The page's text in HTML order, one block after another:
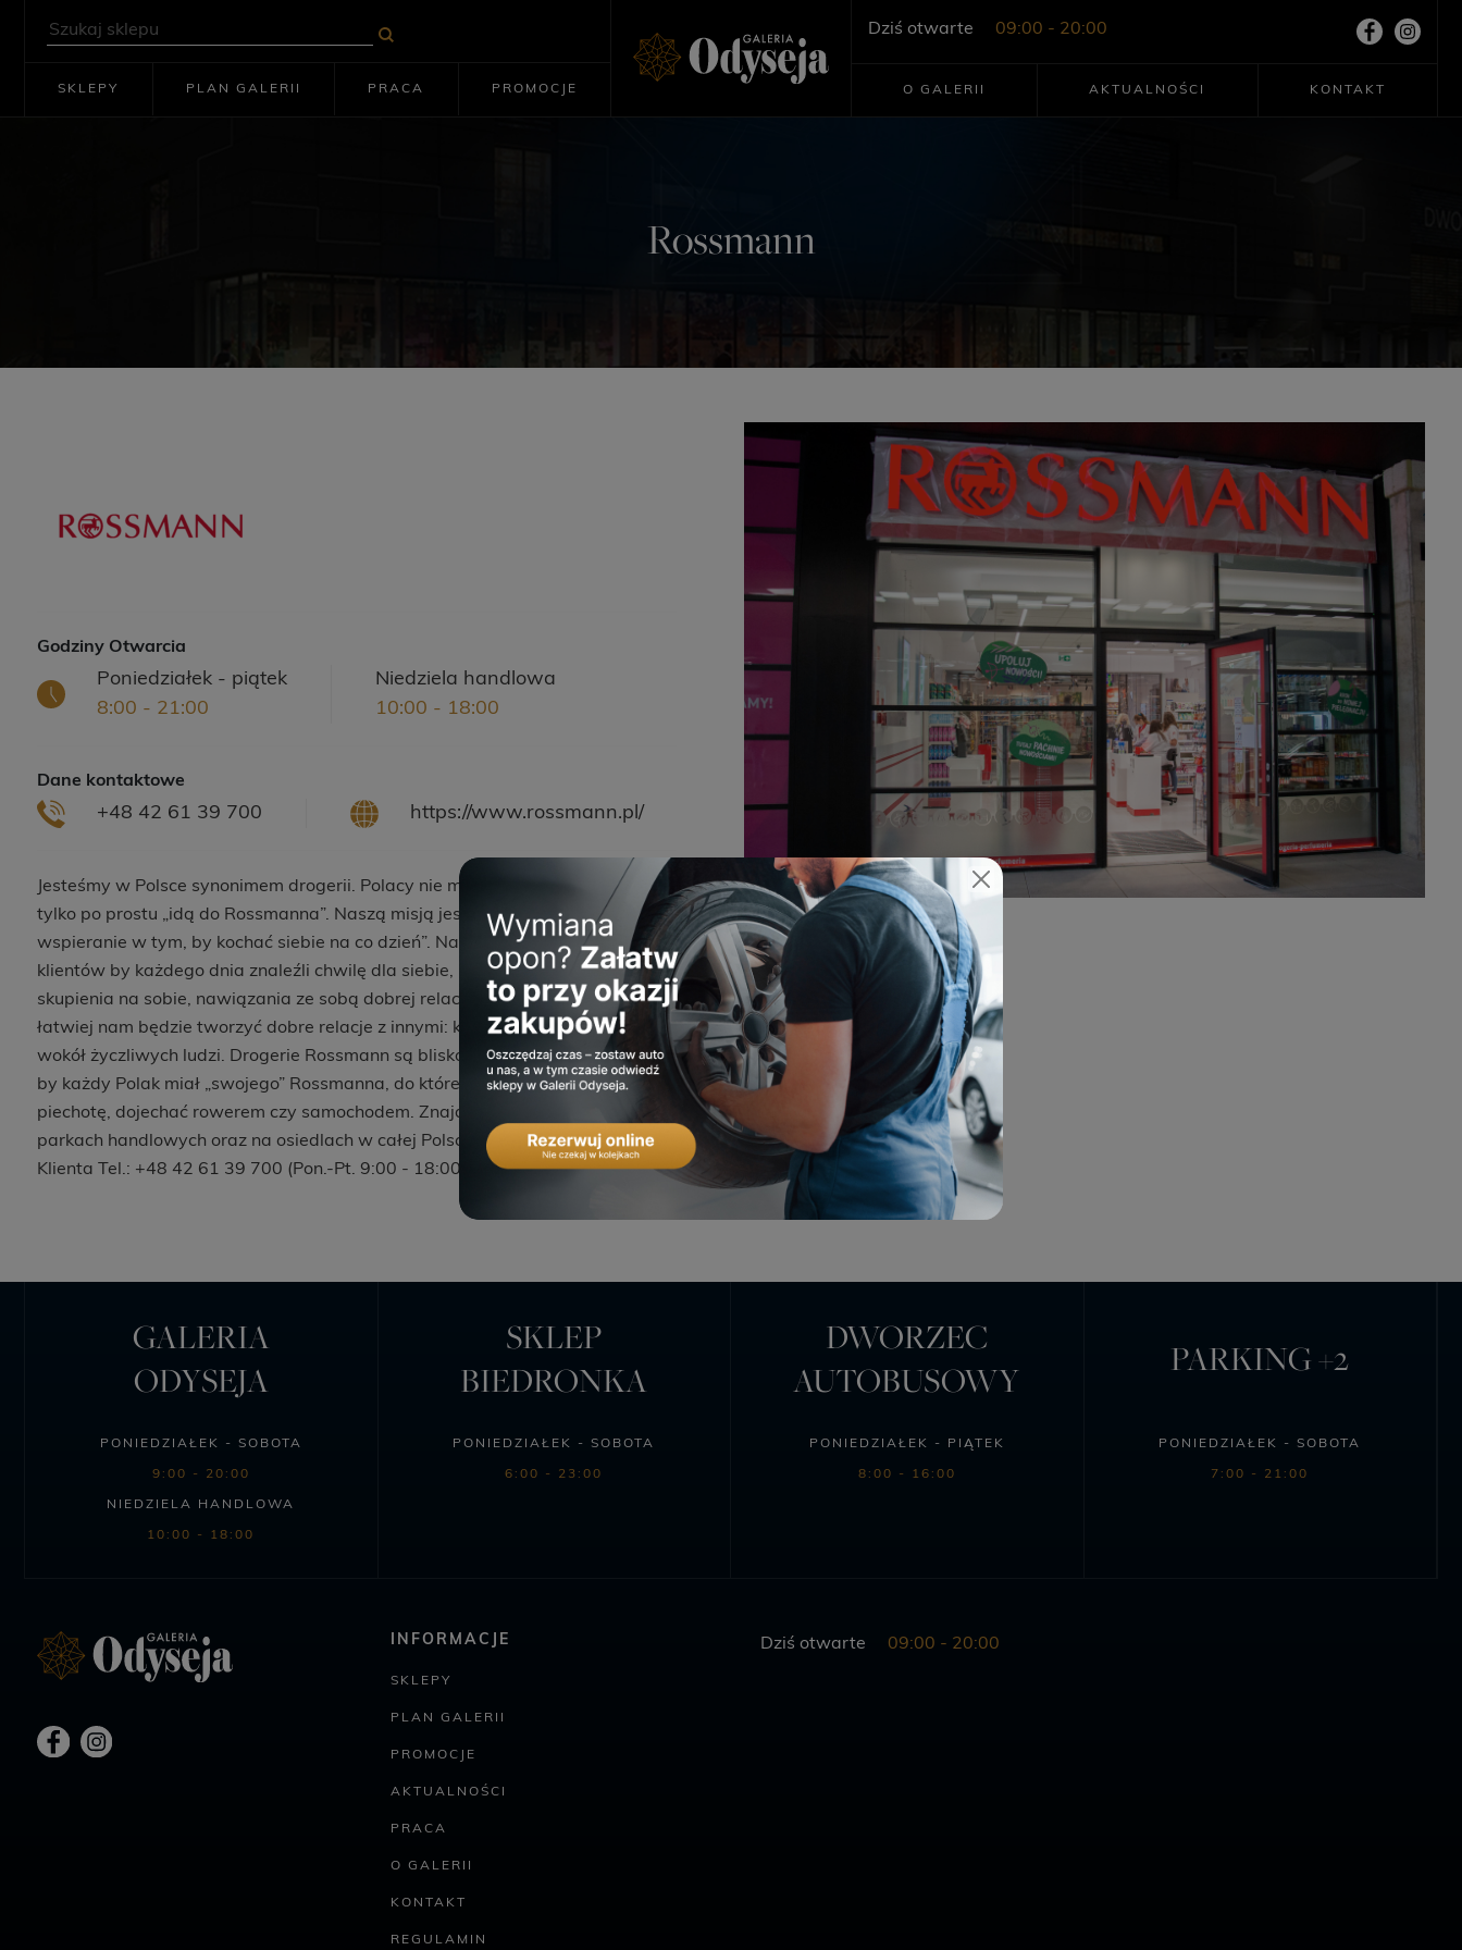
SKLEPY PLAN GALERII PRACA PROMOCJE
Dziś otwarte 09:00 - 20:00
O GALERII AKTUALNOŚCI KONTAKT
Rossmann
Godziny Otwarcia
Poniedziałek - piątek
8:00 - 21:00
Niedziela handlowa
10:00 - 18:00
Dane kontaktowe
+48 42 61 39 700 https://www.rossmann.pl/
Jesteśmy w Polsce synonimem drogerii. Polacy nie mówią, że idą do drogerii,
tylko po prostu „idą do Rossmanna”. Naszą misją jest „Inspirowanie i
wspieranie w tym, by kochać siebie na co dzień”. Namawiamy naszych
klientów by każdego dnia znaleźli chwilę dla siebie, moment uważności i
skupienia na sobie, nawiązania ze sobą dobrej relacji. Gdy pokochamy siebie,
łatwiej nam będzie tworzyć dobre relacje z innymi: kochać, przyjaźnić się, mieć
wokół życzliwych ludzi. Drogerie Rossmann są blisko ludzi. Naszą ambicją jest,
by każdy Polak miał „swojego” Rossmanna, do którego może dojść na
piechotę, dojechać rowerem czy samochodem. Znajdziecie nas w galeriach i
parkach handlowych oraz na osiedlach w całej Polsce. >> Biuro Obsługi
Klienta Tel.: +48 42 61 39 700 (Pon.-Pt. 9:00 - 18:00; Sob. 10:00 - 17:00)
GALERIA
ODYSEJA
PONIEDZIAŁEK - SOBOTA
9:00 - 20:00
NIEDZIELA HANDLOWA
10:00 - 18:00
SKLEP
BIEDRONKA
PONIEDZIAŁEK - SOBOTA
6:00 - 23:00
DWORZEC
AUTOBUSOWY
PONIEDZIAŁEK - PIĄTEK
8:00 - 16:00
PARKING +2
PONIEDZIAŁEK - SOBOTA
7:00 - 21:00
INFORMACJE
SKLEPY
PLAN GALERII
PROMOCJE
AKTUALNOŚCI
PRACA
O GALERII
KONTAKT
REGULAMIN
Dziś otwarte 09:00 - 20:00